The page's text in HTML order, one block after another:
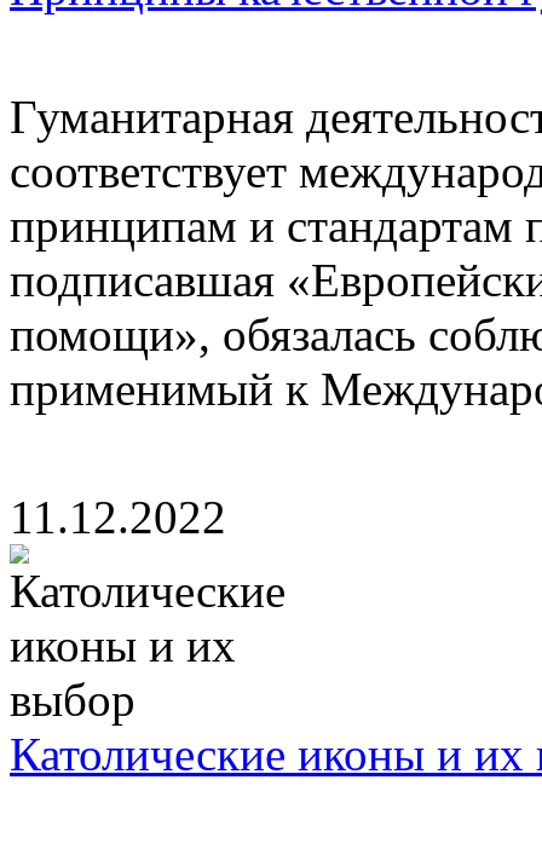
Гуманитарная
соответствует
принципам и стандартам
подписавшая
помощи», обязалась
применимый к
11.12.2022
Католические иконы и их